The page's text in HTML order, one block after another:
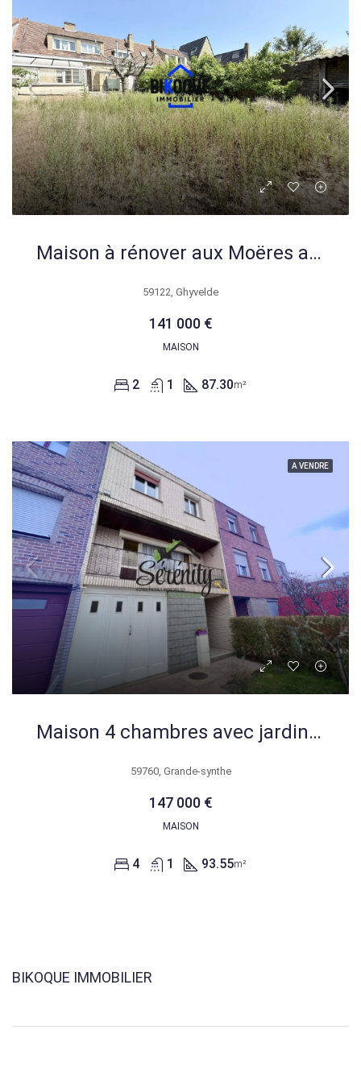
Maison à rénover aux Moëres avec jardin plein sud et potentiel élevé
59122, Ghyvelde
141 000 €
MAISON
2 1 87.30m²
A VENDRE
Maison 4 chambres avec jardin à Grande-Synthe – Idéale première acquisition
59760, Grande-synthe
147 000 €
MAISON
4 1 93.55m²
BIKOQUE IMMOBILIER